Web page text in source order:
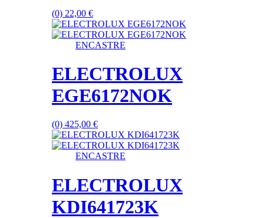
(0) 22,00 €
ENCASTRE
ELECTROLUX
EGE6172NOK
(0) 425,00 €
ENCASTRE
ELECTROLUX
KDI641723K